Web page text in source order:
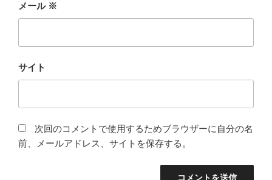
メール ※
サイト
次回のコメントで使用するためブラウザーに自分の名
前、メールアドレス、サイトを保存する。